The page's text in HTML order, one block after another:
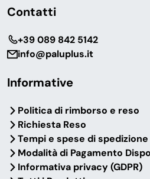
Contatti
‎+39 089 842 5142
info@paluplus.it
Informative
Politica di rimborso e reso
Richiesta Reso
Tempi e spese di spedizione
Modalità di Pagamento
Informativa privacy (GDPR)